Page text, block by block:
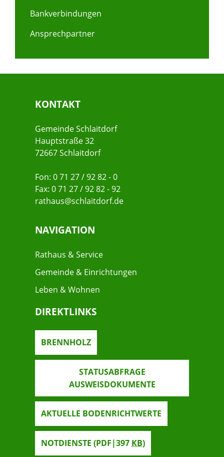
Bankverbindungen
Ansprechpartner
KONTAKT
Gemeinde Schlaitdorf
Hauptstraße 32
72667 Schlaitdorf
Fon: 0 71 27 / 92 82 - 0
Fax: 0 71 27 / 92 82 - 92
rathaus@schlaitdorf.de
NAVIGATION
Rathaus & Service
Gemeinde & Einrichtungen
Leben & Wohnen
DIREKTLINKS
BRENNHOLZ
STATUSABFRAGE
AUSWEISDOKUMENTE
AKTUELLE BODENRICHTWERTE
NOTDIENSTE (PDF|397 KB)